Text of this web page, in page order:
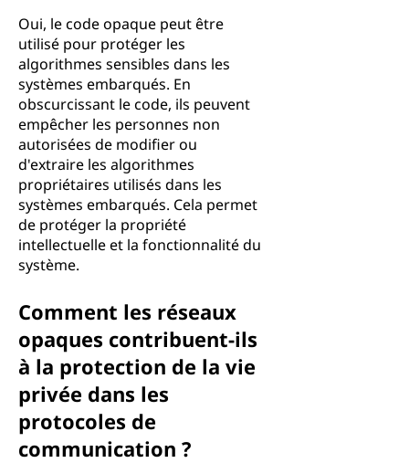
Oui, le code opaque peut être
utilisé pour protéger les
algorithmes sensibles dans les
systèmes embarqués. En
obscurcissant le code, ils peuvent
empêcher les personnes non
autorisées de modifier ou
d'extraire les algorithmes
propriétaires utilisés dans les
systèmes embarqués. Cela permet
de protéger la propriété
intellectuelle et la fonctionnalité du
système.
Comment les réseaux
opaques contribuent-ils
à la protection de la vie
privée dans les
protocoles de
communication ?